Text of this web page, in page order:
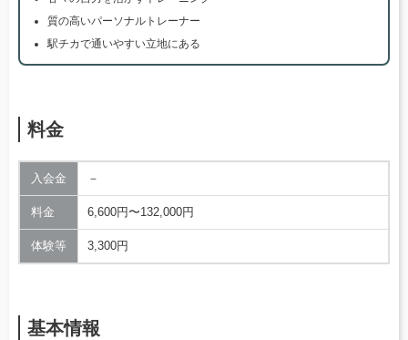
質の高いパーソナルトレーナー
駅チカで通いやすい立地にある
料金
入会金 －
料金 6,600円〜132,000円
体験等 3,300円
基本情報